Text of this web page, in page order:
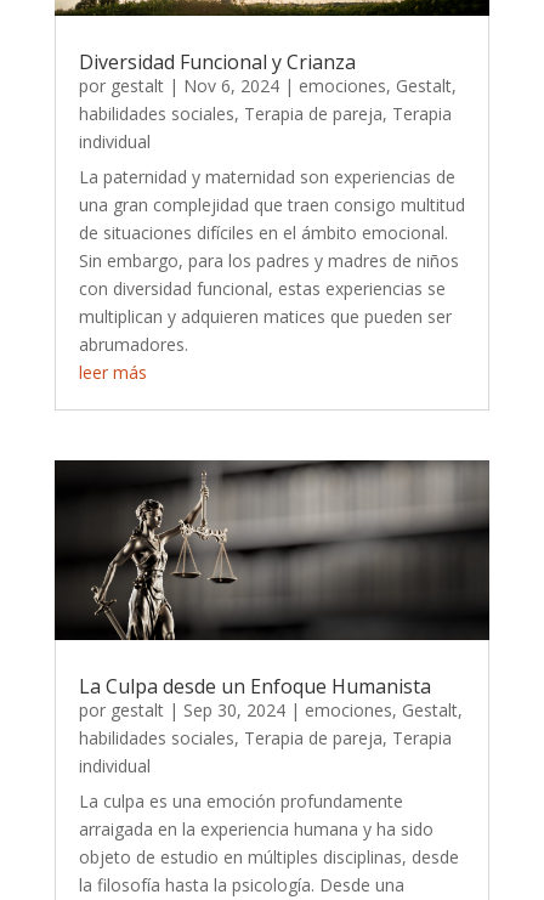
Diversidad Funcional y Crianza
por gestalt| Nov 6, 2024| emociones, Gestalt,
habilidades sociales, Terapia de pareja, Terapia
individual
La paternidad y maternidad son experiencias de
una gran complejidad que traen consigo multitud
de situaciones difíciles en el ámbito emocional.
Sin embargo, para los padres y madres de niños
con diversidad funcional, estas experiencias se
multiplican y adquieren matices que pueden ser
abrumadores.
leer más
La Culpa desde un Enfoque Humanista
por gestalt| Sep 30, 2024| emociones, Gestalt,
habilidades sociales, Terapia de pareja, Terapia
individual
La culpa es una emoción profundamente
arraigada en la experiencia humana y ha sido
objeto de estudio en múltiples disciplinas, desde
la filosofía hasta la psicología. Desde una